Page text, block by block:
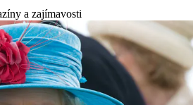
a zajímavosti